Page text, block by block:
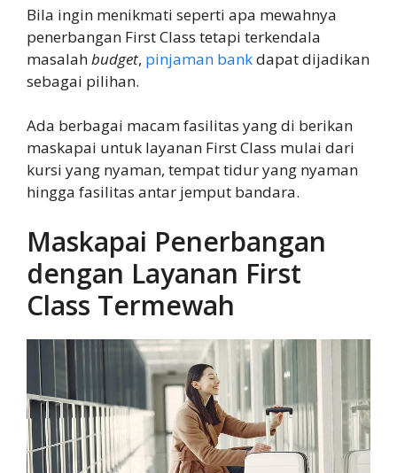
Bila ingin menikmati seperti apa mewahnya
penerbangan First Class tetapi terkendala
masalahbudget, pinjaman bankdapat dijadikan
sebagai pilihan.
Ada berbagai macam fasilitas yang di berikan
maskapai untuk layanan First Class mulai dari
kursi yang nyaman, tempat tidur yang nyaman
hingga fasilitas antar jemput bandara.
Maskapai Penerbangan
dengan Layanan First
Class Termewah